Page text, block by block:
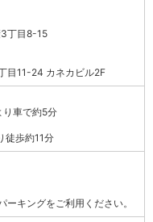
丁目8-15
目11-24 カネカビル2F
り車で約5分
徒歩約11分
ーキングをご利用ください。